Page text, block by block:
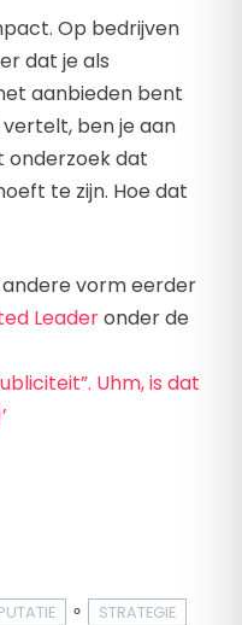
Op bedrijven
dat je als
aanbieden bent
ben je aan
onderzoek dat
te zijn. Hoe dat
vorm eerder
Leaderonder de
Uhm, is dat
∘ STRATEGIE